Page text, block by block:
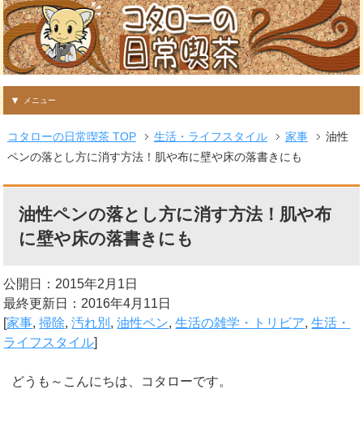
メニュー
コタローの日常喫茶 TOP 生活・ライフスタイル 家事
油性
ペンの落とし方に消す方法！肌や布に壁や床の落書きにも
油性ペンの落とし方に消す方法！肌や布
に壁や床の落書きにも
公開日：2015年2月1日
最終更新日：2016年4月11日
[家事,掃除,汚れ別 ,油性ペン,生活の雑学・トリビア,生活・
ライフスタイル]
どうも～こんにちは、コタローです。